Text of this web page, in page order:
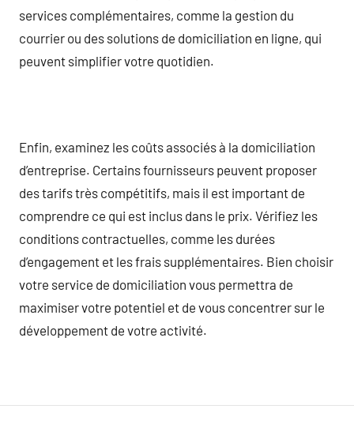
services complémentaires, comme la gestion du
courrier ou des solutions de domiciliation en ligne, qui
peuvent simplifier votre quotidien.
Enfin, examinez les coûts associés à la domiciliation
d’entreprise. Certains fournisseurs peuvent proposer
des tarifs très compétitifs, mais il est important de
comprendre ce qui est inclus dans le prix. Vérifiez les
conditions contractuelles, comme les durées
d’engagement et les frais supplémentaires. Bien choisir
votre service de domiciliation vous permettra de
maximiser votre potentiel et de vous concentrer sur le
développement de votre activité.